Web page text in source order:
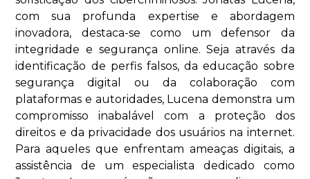
com sua profunda expertise e abordagem
inovadora, destaca-se como um defensor da
integridade e segurança online. Seja através da
identificação de perfis falsos, da educação sobre
segurança digital ou da colaboração com
plataformas e autoridades, Lucena demonstra um
compromisso inabalável com a proteção dos
direitos e da privacidade dos usuários na internet.
Para aqueles que enfrentam ameaças digitais, a
assistência de um especialista dedicado como